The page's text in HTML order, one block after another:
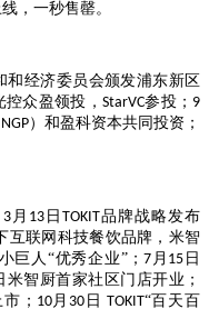
，一秒售罄。
经济委员会颁发浦东新区
控众盈领投，StarVC参投； 9
NGP）和盈科资本共同投资；
3月 13日 TOKIT品牌战略发布
互联网科技餐饮品牌，米智
巨人“优秀企业”； 7月 15 日
米智厨首家社区门店开业；
； 10月 30 日 TOKIT“百天百